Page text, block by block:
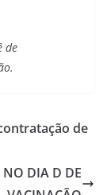
de
de
NO DIA D DE